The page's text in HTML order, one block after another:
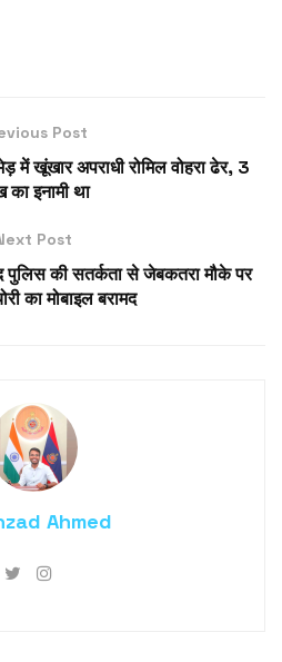
Post
में खूंखार अपराधी रोमिल वोहरा ढेर, 3
का इनामी था
Post
पुलिस की सतर्कता से जेबकतरा मौके पर
का मोबाइल बरामद
Ahmed